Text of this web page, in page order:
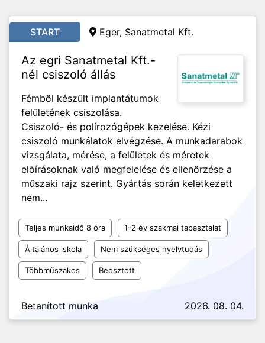
START Eger, Sanatmetal Kft.
Az egri Sanatmetal Kft.-
nél csiszoló állás
Fémből készült implantátumok
felületének csiszolása.
Csiszoló- és polírozógépek kezelése. Kézi
csiszoló munkálatok elvégzése. A munkadarabok
vizsgálata, mérése, a felületek és méretek
előírásoknak való megfelelése és ellenőrzése a
műszaki rajz szerint. Gyártás során keletkezett
nem...
Teljes munkaidő 8 óra 1-2 év szakmai tapasztalat
Általános iskola Nem szükséges nyelvtudás
Többműszakos Beosztott
Betanított munka 2026. 08. 04.